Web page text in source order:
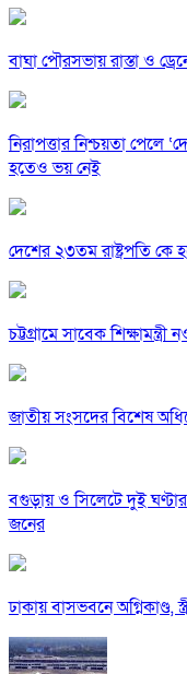
বাঘা পৌরসভায় রাস্তা ও
নিরাপত্তার নিশ্চয়তা পেলে
হতেও ভয় নেই
দেশের ২৩তম রাষ্ট্রপতি
চট্টগ্রামে সাবেক
জাতীয় সংসদের বিশেষ
বগুড়ায় ও সিলেটে দুই
জনের
ঢাকায় বাসভবনে অগ্নিকাণ্ড,